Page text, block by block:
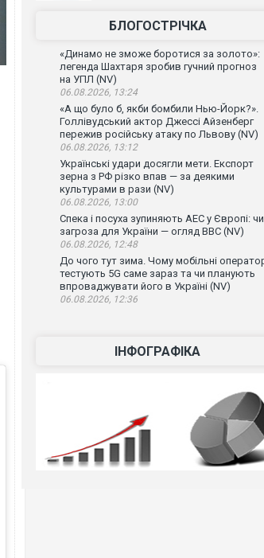
БЛОГОСТРІЧКА
«Динамо не зможе боротися за золото»:
легенда Шахтаря зробив гучний прогноз
на УПЛ (NV)
06.08.2026, 13:24
«А що було б, якби бомбили Нью-Йорк?».
Голлівудський актор Джессі Айзенберг
пережив російську атаку по Львову (NV)
06.08.2026, 13:12
Українські удари досягли мети. Експорт
зерна з РФ різко впав — за деякими
культурами в рази (NV)
06.08.2026, 13:00
Спека і посуха зупиняють АЕС у Європі:
загроза для України — огляд ВВС (NV)
06.08.2026, 12:48
До чого тут зима. Чому мобільні
тестують 5G саме зараз та чи планують
впроваджувати його в Україні (NV)
06.08.2026, 12:36
ІНФОГРАФІКА